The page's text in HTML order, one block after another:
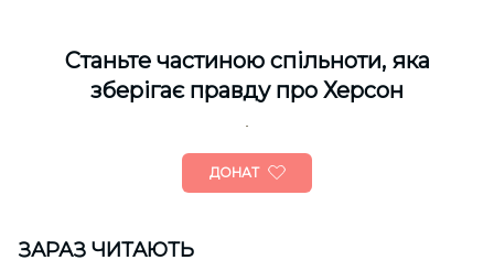
Cтаньте частиною спільноти, яка
зберігає правду про Херсон
ДОНАТ
ЗАРАЗ ЧИТАЮТЬ